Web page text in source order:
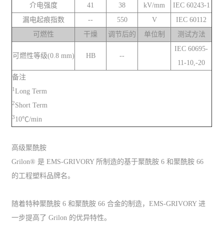
介电强度 41 38 kV/mm
IEC 60243-1
漏电起痕指数
-- 550 V
IEC 60112
可燃性
干燥 调节后的 单位制 测试方法
可燃性等级(0.8 mm) HB --
IEC 60695-
11-10,-20
备注
1Long Term
2Short Term
310℃/min
高级聚酰胺
Grilon® 是 EMS-GRIVORY 所制造的基于聚酰胺 6 和聚酰胺 66
的工程塑料品牌名。
随着特种聚酰胺 6 和聚酰胺 66 合金的制造，EMS-GRIVORY 进
一步提高了 Grilon 的优异特性。